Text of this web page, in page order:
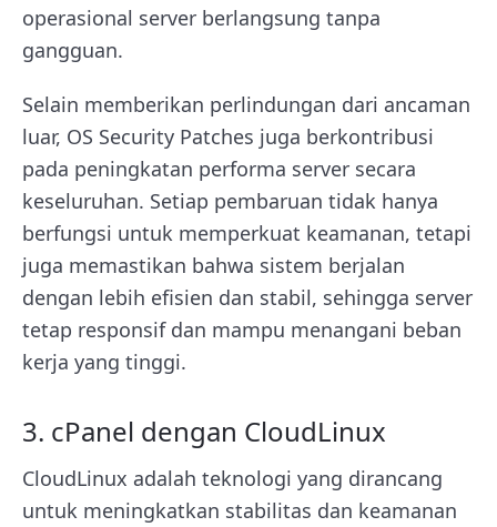
operasional server berlangsung tanpa
gangguan.
Selain memberikan perlindungan dari ancaman
luar, OS Security Patches juga berkontribusi
pada peningkatan performa server secara
keseluruhan. Setiap pembaruan tidak hanya
berfungsi untuk memperkuat keamanan, tetapi
juga memastikan bahwa sistem berjalan
dengan lebih efisien dan stabil, sehingga server
tetap responsif dan mampu menangani beban
kerja yang tinggi.
3. cPanel dengan CloudLinux
CloudLinux adalah teknologi yang dirancang
untuk meningkatkan stabilitas dan keamanan